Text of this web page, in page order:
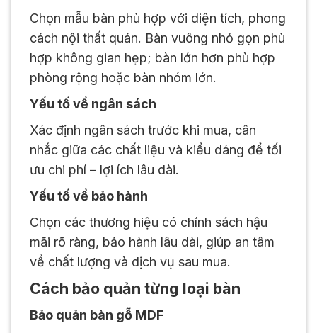
Chọn mẫu bàn phù hợp với diện tích, phong
cách nội thất quán. Bàn vuông nhỏ gọn phù
hợp không gian hẹp; bàn lớn hơn phù hợp
phòng rộng hoặc bàn nhóm lớn.
Yếu tố về ngân sách
Xác định ngân sách trước khi mua, cân
nhắc giữa các chất liệu và kiểu dáng để tối
ưu chi phí – lợi ích lâu dài.
Yếu tố về bảo hành
Chọn các thương hiệu có chính sách hậu
mãi rõ ràng, bảo hành lâu dài, giúp an tâm
về chất lượng và dịch vụ sau mua.
Cách bảo quản từng loại bàn
Bảo quản bàn gỗ MDF